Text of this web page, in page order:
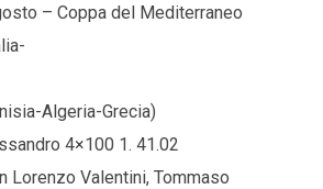
– Coppa del Mediterraneo
Algeria-Grecia)
4×100 1. 41.02
Lorenzo Valentini, Tommaso